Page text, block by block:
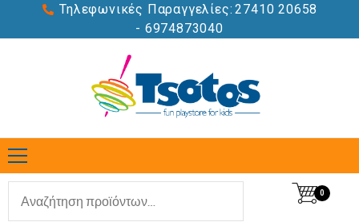
Τηλεφωνικές Παραγγελίες: 27410 20658
- 6974873040
0